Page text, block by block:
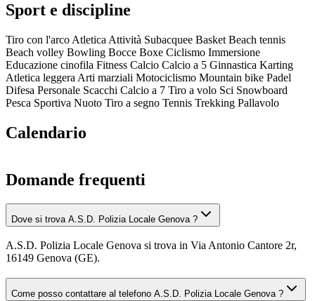
Sport e discipline
Tiro con l'arco Atletica Attività Subacquee Basket Beach tennis
Beach volley Bowling Bocce Boxe Ciclismo Immersione
Educazione cinofila Fitness Calcio Calcio a 5 Ginnastica Karting
Atletica leggera Arti marziali Motociclismo Mountain bike Padel
Difesa Personale Scacchi Calcio a 7 Tiro a volo Sci Snowboard
Pesca Sportiva Nuoto Tiro a segno Tennis Trekking Pallavolo
Calendario
Domande frequenti
Dove si trova A.S.D. Polizia Locale Genova ?
A.S.D. Polizia Locale Genova si trova in Via Antonio Cantore 2r,
16149 Genova (GE).
Come posso contattare al telefono A.S.D. Polizia Locale Genova ?